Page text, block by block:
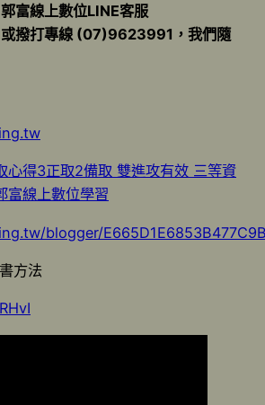
富線上數位LINE客服
撥打專線 (07)9623991，我們隨
心得3正取2備取 雙進攻有效 三等資
富線上數位學習
blogger/
方法